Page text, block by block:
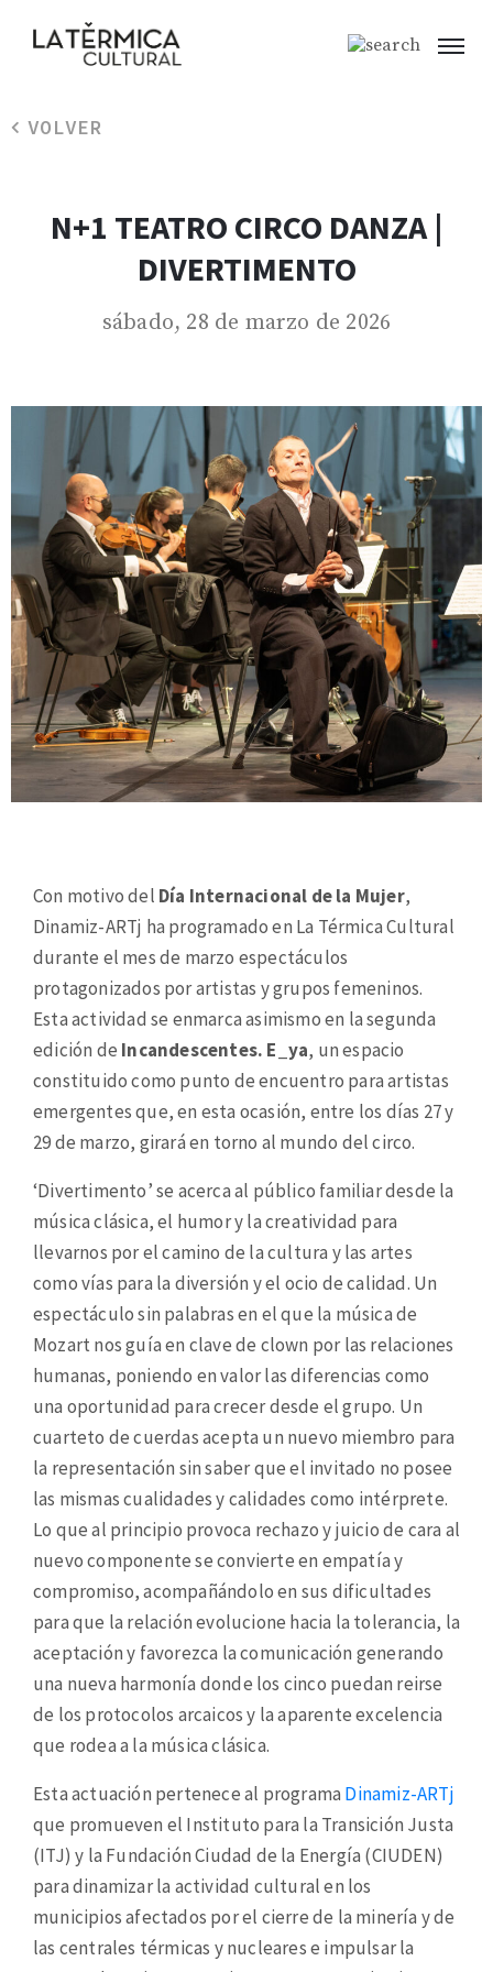
VOLVER
N+1 TEATRO CIRCO DANZA |
DIVERTIMENTO
sábado, 28 de marzo de 2026
Con motivo del Día Internacional de la Mujer,
Dinamiz-ARTj ha programado en La Térmica Cultural
durante el mes de marzo espectáculos
protagonizados por artistas y grupos femeninos.
Esta actividad se enmarca asimismo en la segunda
edición de Incandescentes. E_ya, un espacio
constituido como punto de encuentro para artistas
emergentes que, en esta ocasión, entre los días 27 y
29 de marzo, girará en torno al mundo del circo.
‘Divertimento’ se acerca al público familiar desde la
música clásica, el humor y la creatividad para
llevarnos por el camino de la cultura y las artes
como vías para la diversión y el ocio de calidad. Un
espectáculo sin palabras en el que la música de
Mozart nos guía en clave de clown por las relaciones
humanas, poniendo en valor las diferencias como
una oportunidad para crecer desde el grupo. Un
cuarteto de cuerdas acepta un nuevo miembro para
la representación sin saber que el invitado no posee
las mismas cualidades y calidades como intérprete.
Lo que al principio provoca rechazo y juicio de cara al
nuevo componente se convierte en empatía y
compromiso, acompañándolo en sus dificultades
para que la relación evolucione hacia la tolerancia, la
aceptación y favorezca la comunicación generando
una nueva harmonía donde los cinco puedan reirse
de los protocolos arcaicos y la aparente excelencia
que rodea a la música clásica.
Esta actuación pertenece al programa Dinamiz-ARTj
que promueven el Instituto para la Transición Justa
(ITJ) y la Fundación Ciudad de la Energía (CIUDEN)
para dinamizar la actividad cultural en los
municipios afectados por el cierre de la minería y de
las centrales térmicas y nucleares e impulsar la